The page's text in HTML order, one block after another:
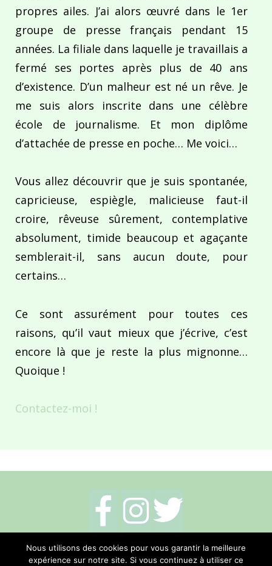
propres ailes. J’ai alors œuvré dans le 1er
groupe de presse français pendant 15
années. La filiale dans laquelle je travaillais a
fermé ses portes après plus de 40 ans
d’existence. D’un malheur est né un rêve. Je
me suis alors inscrite dans une célèbre
école de journalisme. Et mon diplôme
d’attachée de presse en poche… Me voici…
Vous allez découvrir que je suis spontanée,
capricieuse, espiègle, malicieuse faut-il
croire, rêveuse sûrement, contemplative
absolument, timide beaucoup et agaçante
semblerait-il, sans aucun doute, pour
certains…
Ce sont assurément pour toutes ces
raisons, qu’il vaut mieux que j’écrive, c’est
encore là que je reste la plus mignonne…
Quoique !
Contactez-moi !
Mentions légales- Politique de cookies-
Nous utilisons des cookies pour vous garantir la meilleure
expérience sur notre site. Si vous continuez à utiliser ce